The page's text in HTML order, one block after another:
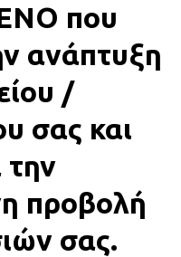
που
ανάπτυξη
/
σας και
την
προβολή
σας.